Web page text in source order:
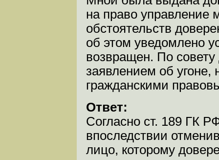
на право управление
обстоятельств
об этом уведомлено
возвращен. По
заявлением об угоне,
гражданскими
Ответ:
Согласно ст. 189 ГК
впоследствии
лицо, которому